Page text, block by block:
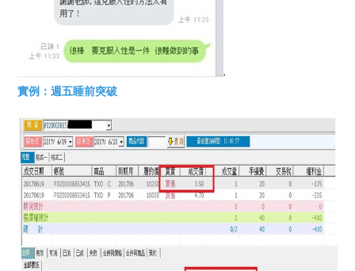
實例：週五睡前突破